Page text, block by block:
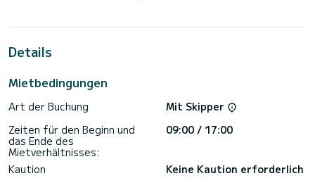
Details
Mietbedingungen
Art der Buchung
Mit Skipper
Zeiten für den Beginn und
das Ende des
Mietverhältnisses:
09:00 / 17:00
Kaution
Keine Kaution erforderlich